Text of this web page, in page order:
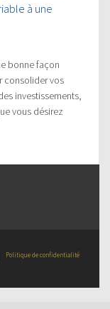
à une
bonne façon
consolider vos
investissements,
vous désirez
Politique de confidentialité